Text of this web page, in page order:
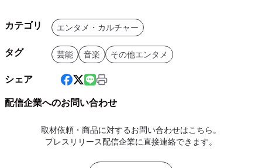
カテゴリ エンタメ・カルチャー
タグ 芸能 音楽 その他エンタメ
シェア
配信企業へのお問い合わせ
取材依頼・商品に対するお問い合わせはこちら。
プレスリリース配信企業に直接連絡できます。